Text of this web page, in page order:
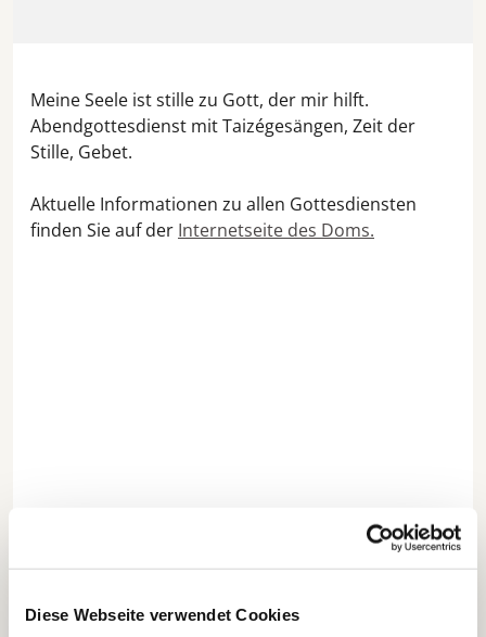
Diese Webseite verwendet Cookies
Meine Seele ist stille zu Gott, der mir hilft.
Abendgottesdienst mit Taizégesängen, Zeit der
Stille, Gebet.
Aktuelle Informationen zu allen Gottesdiensten
finden Sie auf der Internetseite des Doms.